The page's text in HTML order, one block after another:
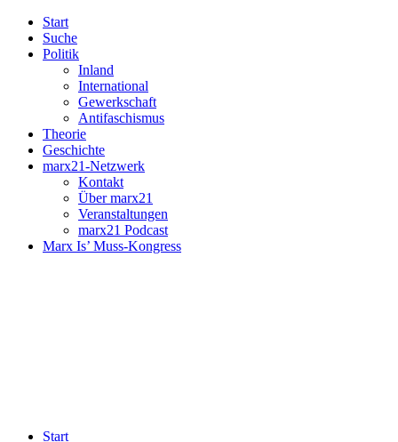
Start
Suche
Politik
Inland
International
Gewerkschaft
Antifaschismus
Theorie
Geschichte
marx21-Netzwerk
Kontakt
Über marx21
Veranstaltungen
marx21 Podcast
Marx Is’ Muss-Kongress
Start